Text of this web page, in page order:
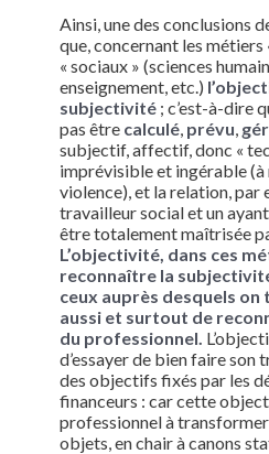
Ainsi, une des conclusions
que, concernant les métiers
« sociaux » (sciences
enseignement, etc.)
subjectivité; c’est-à-dire
pas être calculé, prévu
subjectif, affectif, donc «
imprévisible et ingérable (à
violence), et la relation, par
travailleur social et un
être totalement maîtrisée
L’objectivité, dans ces
reconnaître la
ceux auprès desquels on
aussi et surtout de
du professionnel.
d’essayer de bien faire son
des objectifs fixés par les
financeurs : car cette
professionnel à
objets, en chair à canons